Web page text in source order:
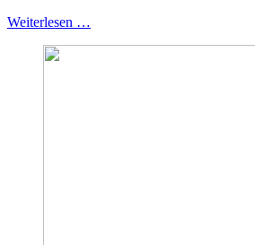
Weiterlesen …